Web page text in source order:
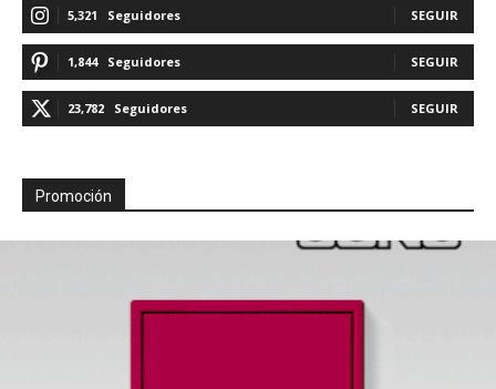
5,321 Seguidores SEGUIR
1,844 Seguidores SEGUIR
23,782 Seguidores SEGUIR
Promoción